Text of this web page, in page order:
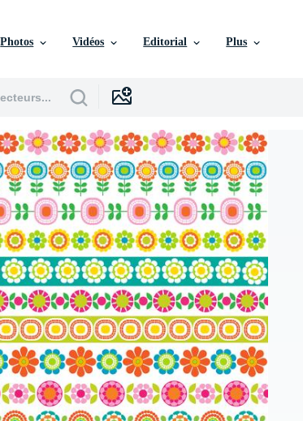
Photos Vidéos Editorial Plus